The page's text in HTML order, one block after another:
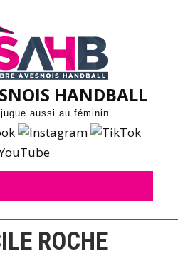
HANDBALL
aussi au féminin
ROCHE